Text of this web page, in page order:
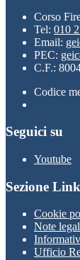
Corso
Tel: 010
Email:
PEC:
C.F.:
Codice
Seguici su
Youtube
Sezione
Cookie
Note
Ufficio